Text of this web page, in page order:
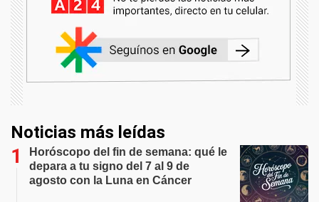
Noticias más leídas
Horóscopo del fin de semana: qué le
depara a tu signo del 7 al 9 de
agosto con la Luna en Cáncer